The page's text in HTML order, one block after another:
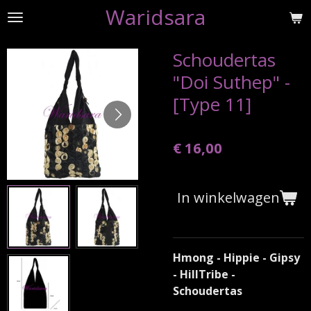
Ga
naar
hoofdinhoud
Waridsara
Schoudertas
"Doi Suthep" -
[Type 11]
€ 16,00
In winkelwagen
Hmong - Hippie - Gipsy
- HillTribe -
Schoudertas